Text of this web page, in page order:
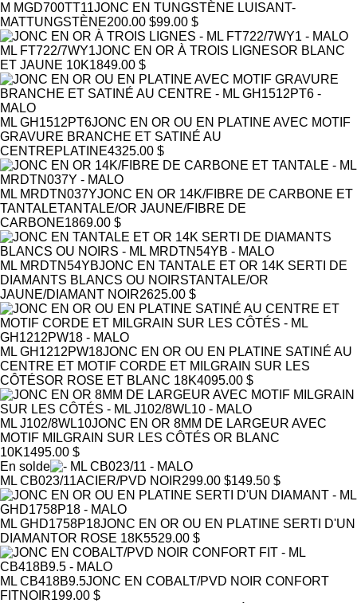
M MGD700TT11JONC EN TUNGSTÈNE LUISANT-
MATTUNGSTÈNE200.00 $99.00 $
ML FT722/7WY1JONC EN OR À TROIS LIGNESOR BLANC
ET JAUNE 10K1849.00 $
ML GH1512PT6JONC EN OR OU EN PLATINE AVEC MOTIF
GRAVURE BRANCHE ET SATINÉ AU
CENTREPLATINE4325.00 $
ML MRDTN037YJONC EN OR 14K/FIBRE DE CARBONE ET
TANTALETANTALE/OR JAUNE/FIBRE DE
CARBONE1869.00 $
ML MRDTN54YBJONC EN TANTALE ET OR 14K SERTI DE
DIAMANTS BLANCS OU NOIRSTANTALE/OR
JAUNE/DIAMANT NOIR2625.00 $
ML GH1212PW18JONC EN OR OU EN PLATINE SATINÉ AU
CENTRE ET MOTIF CORDE ET MILGRAIN SUR LES
CÔTÉSOR ROSE ET BLANC 18K4095.00 $
ML J102/8WL10JONC EN OR 8MM DE LARGEUR AVEC
MOTIF MILGRAIN SUR LES CÔTÉS OR BLANC
10K1495.00 $
En solde
ML CB023/11ACIER/PVD NOIR299.00 $149.50 $
ML GHD1758P18JONC EN OR OU EN PLATINE SERTI D'UN
DIAMANTOR ROSE 18K5529.00 $
ML CB418B9.5JONC EN COBALT/PVD NOIR CONFORT
FITNOIR199.00 $